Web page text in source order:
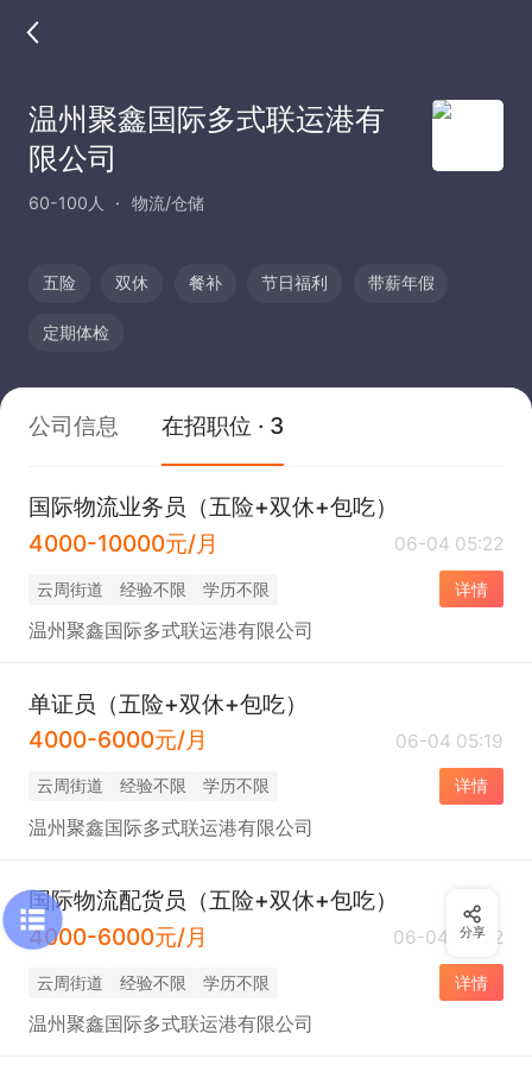
温州聚鑫国际多式联运港有
限公司
60-100人 物流/仓储
五险 双休 餐补 节日福利 带薪年假
定期体检
公司信息 在招职位 · 3
国际物流业务员（五险+双休+包吃）
4000-10000元/月
06-04 05:22
云周街道 经验不限 学历不限 详情
温州聚鑫国际多式联运港有限公司
单证员（五险+双休+包吃）
4000-6000元/月
06-04 05:19
云周街道 经验不限 学历不限 详情
温州聚鑫国际多式联运港有限公司
国际物流配货员（五险+双休+包吃）
4000-6000元/月
06-04 04:22
云周街道 经验不限 学历不限 详情
温州聚鑫国际多式联运港有限公司
分享